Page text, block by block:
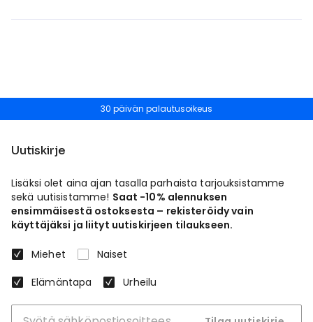
30 päivän palautusoikeus
Uutiskirje
Lisäksi olet aina ajan tasalla parhaista tarjouksistamme
sekä uutisistamme! Saat -10% alennuksen
ensimmäisestä ostoksesta – rekisteröidy vain
käyttäjäksi ja liityt uutiskirjeen tilaukseen.
Miehet
Naiset
Elämäntapa
Urheilu